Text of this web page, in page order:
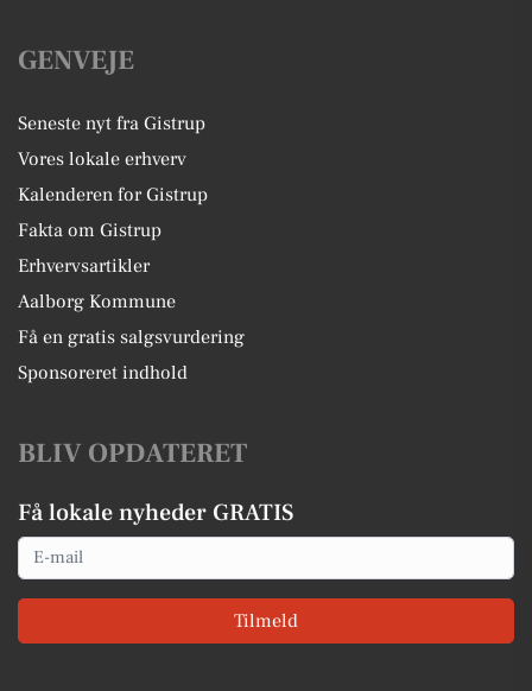
GENVEJE
Seneste nyt fra Gistrup
Vores lokale erhverv
Kalenderen for Gistrup
Fakta om Gistrup
Erhvervsartikler
Aalborg Kommune
Få en gratis salgsvurdering
Sponsoreret indhold
BLIV OPDATERET
Få lokale nyheder GRATIS
Email
Tilmeld